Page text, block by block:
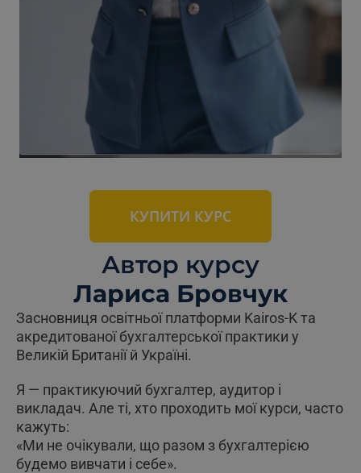
КУПИТИ КУРС
Автор курсу
Лариса Бровчук
Засновниця освітньої платформи Kairos-K та
акредитованої бухгалтерської практики у
Великій Британії й Україні.
Я — практикуючий бухгалтер, аудитор і
викладач. Але ті, хто проходить мої курси, часто
кажуть:
«Ми не очікували, що разом з бухгалтерією
будемо вивчати і себе».